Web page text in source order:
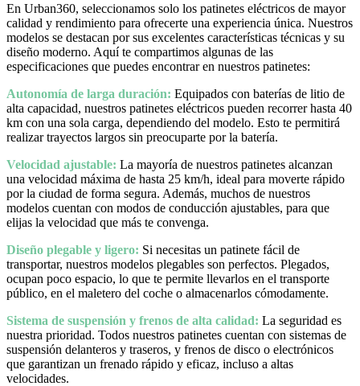
En Urban360, seleccionamos solo los patinetes eléctricos de mayor
calidad y rendimiento para ofrecerte una experiencia única. Nuestros
modelos se destacan por sus excelentes características técnicas y su
diseño moderno. Aquí te compartimos algunas de las
especificaciones que puedes encontrar en nuestros patinetes:
Autonomía de larga duración: Equipados con baterías de litio de
alta capacidad, nuestros patinetes eléctricos pueden recorrer hasta 40
km con una sola carga, dependiendo del modelo. Esto te permitirá
realizar trayectos largos sin preocuparte por la batería.
Velocidad ajustable: La mayoría de nuestros patinetes alcanzan
una velocidad máxima de hasta 25 km/h, ideal para moverte rápido
por la ciudad de forma segura. Además, muchos de nuestros
modelos cuentan con modos de conducción ajustables, para que
elijas la velocidad que más te convenga.
Diseño plegable y ligero: Si necesitas un patinete fácil de
transportar, nuestros modelos plegables son perfectos. Plegados,
ocupan poco espacio, lo que te permite llevarlos en el transporte
público, en el maletero del coche o almacenarlos cómodamente.
Sistema de suspensión y frenos de alta calidad: La seguridad es
nuestra prioridad. Todos nuestros patinetes cuentan con sistemas de
suspensión delanteros y traseros, y frenos de disco o electrónicos
que garantizan un frenado rápido y eficaz, incluso a altas
velocidades.